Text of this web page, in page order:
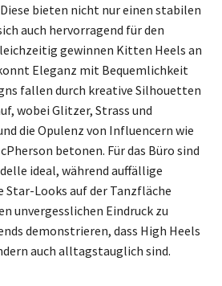
bieten nicht nur einen stabilen
auch hervorragend für den
gewinnen Kitten Heels an
Eleganz mit Bequemlichkeit
fallen durch kreative Silhouetten
wobei Glitzer, Strass und
die Opulenz von Influencern wie
betonen. Für das Büro sind
ideal, während auffällige
Star-Looks auf der Tanzfläche
unvergesslichen Eindruck zu
demonstrieren, dass High Heels
auch alltagstauglich sind.